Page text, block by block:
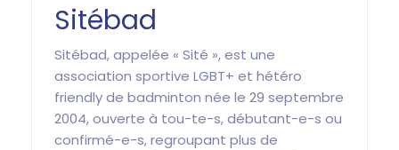
Sitébad
Sitébad, appelée « Sité », est une
association sportive LGBT+ et hétéro
friendly de badminton née le 29 septembre
2004, ouverte à tou-te-s, débutant-e-s ou
confirmé-e-s, regroupant plus de